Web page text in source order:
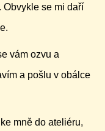
Obvykle se mi daří
vám ozvu a
a pošlu v obálce
mně do ateliéru,